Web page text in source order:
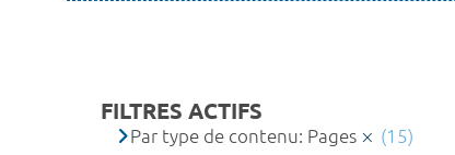
FILTRES ACTIFS
Par type de contenu: Pages
(15)